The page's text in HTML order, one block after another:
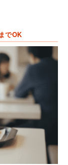
でOK